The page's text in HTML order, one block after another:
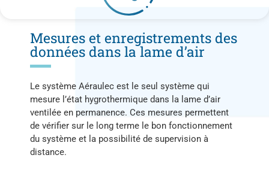
Mesures et enregistrements des
données dans la lame d’air
Le système Aéraulec est le seul système qui
mesure l’état hygrothermique dans la lame d’air
ventilée en permanence. Ces mesures permettent
de vérifier sur le long terme le bon fonctionnement
du système et la possibilité de supervision à
distance.